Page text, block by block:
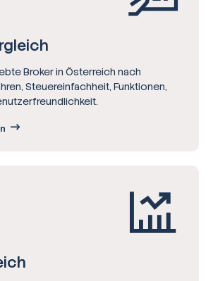
Broker in Österreich nach
Steuereinfachheit, Funktionen,